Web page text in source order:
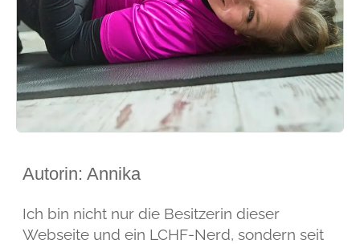
Autorin: Annika
Ich bin nicht nur die Besitzerin dieser
Webseite und ein LCHF-Nerd, sondern seit